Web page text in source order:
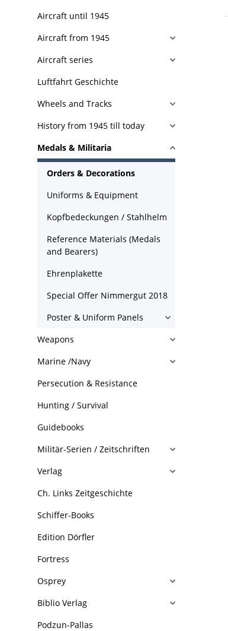
Aircraft until 1945
Aircraft from 1945
Aircraft series
Luftfahrt Geschichte
Wheels and Tracks
History from 1945 till today
Medals & Militaria
Orders & Decorations
Uniforms & Equipment
Kopfbedeckungen / Stahlhelm
Reference Materials (Medals
and Bearers)
Ehrenplakette
Special Offer Nimmergut 2018
Poster & Uniform Panels
Weapons
Marine /Navy
Persecution & Resistance
Hunting / Survival
Guidebooks
Militär-Serien / Zeitschriften
Verlag
Ch. Links Zeitgeschichte
Schiffer-Books
Edition Dörfler
Fortress
Osprey
Biblio Verlag
Podzun-Pallas